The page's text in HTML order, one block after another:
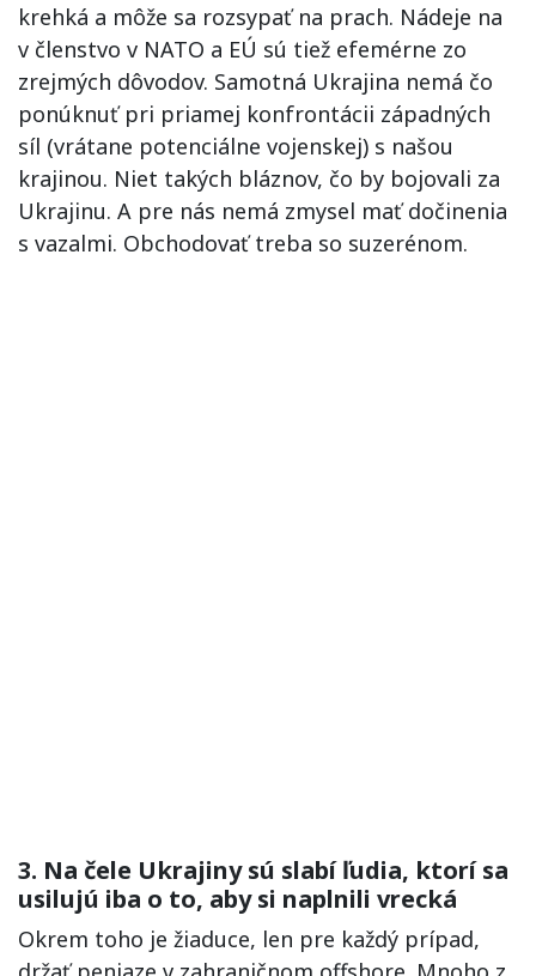
krehká a môže sa rozsypať na prach. Nádeje na
v členstvo v NATO a EÚ sú tiež efemérne zo
zrejmých dôvodov. Samotná Ukrajina nemá čo
ponúknuť pri priamej konfrontácii západných
síl (vrátane potenciálne vojenskej) s našou
krajinou. Niet takých bláznov, čo by bojovali za
Ukrajinu. A pre nás nemá zmysel mať dočinenia
s vazalmi. Obchodovať treba so suzerénom.
3. Na čele Ukrajiny sú slabí ľudia, ktorí sa
usilujú iba o to, aby si naplnili vrecká
Okrem toho je žiaduce, len pre každý prípad,